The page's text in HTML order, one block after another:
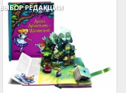
ВЫБОР РЕДАКЦИИ